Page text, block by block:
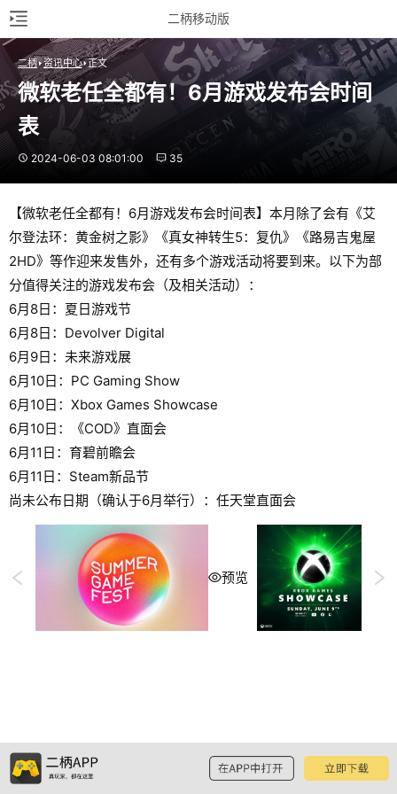
二柄移动版
二柄 资讯中心 正文
微软老任全都有！6月游戏发布会时间
表
2024-06-03 08:01:00 35
【微软老任全都有！6月游戏发布会时间表】本月除了会有《艾
尔登法环：黄金树之影》《真女神转生5：复仇》《路易吉鬼屋
2HD》等作迎来发售外，还有多个游戏活动将要到来。以下为部
分值得关注的游戏发布会（及相关活动）：
6月8日：夏日游戏节
6月8日：Devolver Digital
6月9日：未来游戏展
6月10日：PC Gaming Show
6月10日：Xbox Games Showcase
6月10日：《COD》直面会
6月11日：育碧前瞻会
6月11日：Steam新品节
尚未公布日期（确认于6月举行）：任天堂直面会
预览